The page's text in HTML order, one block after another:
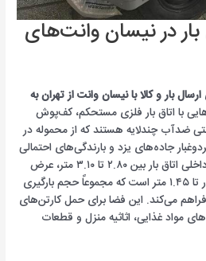
در نیسان وانت‌های
ارسال بار و کالا با نیسان وانت از تهران به
با اتاق بار فلزی مستحکم، کف‌پوش
ضدآب چندلایه هستند که از محموله در
جاده‌های یزد و بارندگی‌های احتمالی
فصلی محافظت می‌کنند. طول داخلی اتاق بار بین ۲.۸۰ تا ۳.۱۰ متر، عرض
۱.۵۵ تا ۱.۷۵ متر و ارتفاع با چادر تا ۱.۴۵ متر است که مجموعاً حجم بارگیری
را فراهم می‌کند. این فضا برای حمل کارتن‌های
مواد غذایی، اثاثیه منزل و قطعات